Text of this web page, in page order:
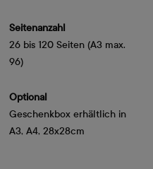
Seitenanzahl
26 bis 120 Seiten (A3 max.
96)
Optional
Geschenkbox erhältlich in
A3, A4, 28x28cm